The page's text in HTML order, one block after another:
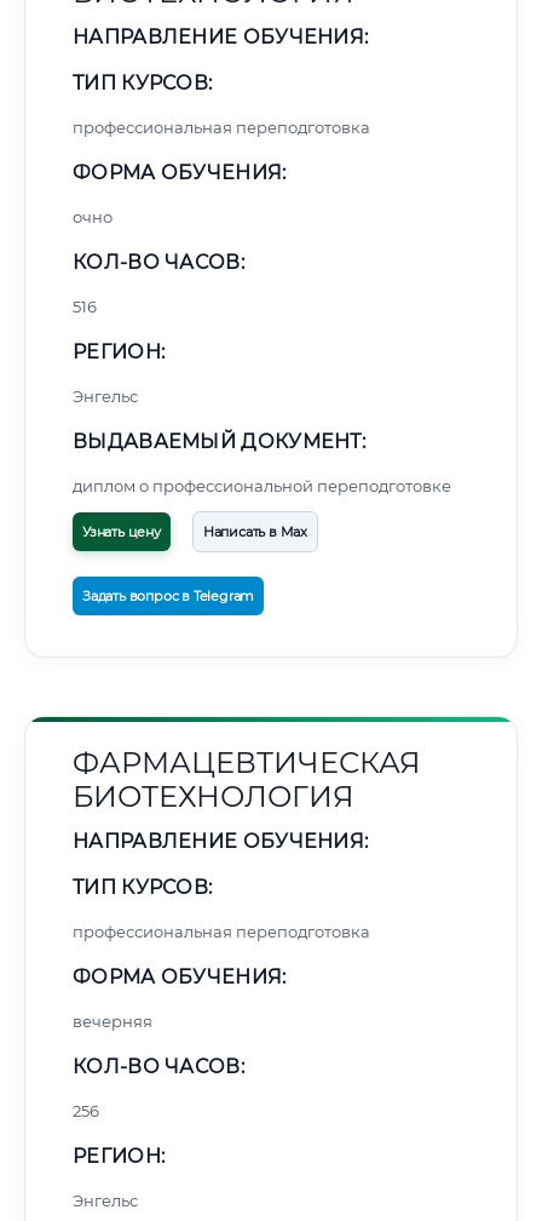
НАПРАВЛЕНИЕ ОБУЧЕНИЯ:
ТИП КУРСОВ:
профессиональная переподготовка
ФОРМА ОБУЧЕНИЯ:
очно
КОЛ-ВО ЧАСОВ:
516
РЕГИОН:
Энгельс
ВЫДАВАЕМЫЙ ДОКУМЕНТ:
диплом о профессиональной переподготовке
Узнать цену Написать в Max
Задать вопрос в Telegram
ФАРМАЦЕВТИЧЕСКАЯ
БИОТЕХНОЛОГИЯ
НАПРАВЛЕНИЕ ОБУЧЕНИЯ:
ТИП КУРСОВ:
профессиональная переподготовка
ФОРМА ОБУЧЕНИЯ:
вечерняя
КОЛ-ВО ЧАСОВ:
256
РЕГИОН:
Энгельс